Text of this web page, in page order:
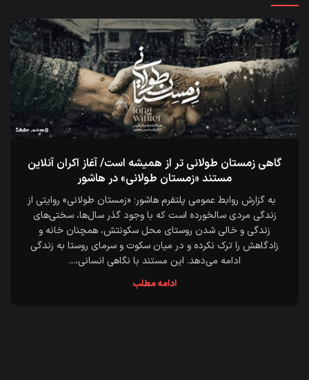
گاهی زمستان طولانی تر از همیشه است/ آغاز اکران آنلاین
مستند «زمستان طولانی» در هاشور
به گزارش روابط عمومی پلتفرم هاشور؛ «زمستان طولانی» روایتی از
زندگی مردی سالخورده است که با وجود گذر سال‌ها، سختی‌های
زندگی و خالی شدن روستای محل سکونتش، همچنان خانه و
زادگاهش را ترک نکرده و در میان سکوت و سرمای روستا به زندگی
ادامه می‌دهد. این مستند با نگاهی انسانی،...
ادامه مطلب